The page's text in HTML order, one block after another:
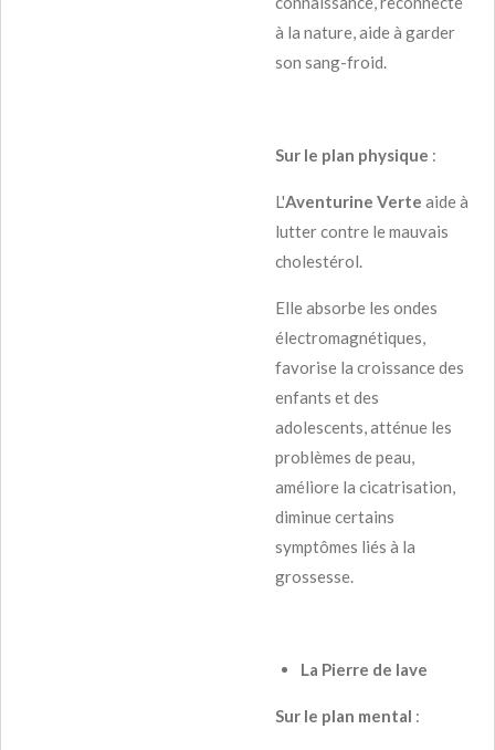
à la nature, aide à garder
son sang-froid.
Sur le plan physique :
L'Aventurine Verte aide à
lutter contre le mauvais
cholestérol.
Elle absorbe les ondes
électromagnétiques,
favorise la croissance des
enfants et des
adolescents, atténue les
problèmes de peau,
améliore la cicatrisation,
diminue certains
symptômes liés à la
grossesse.
La Pierre de lave
Sur le plan mental :